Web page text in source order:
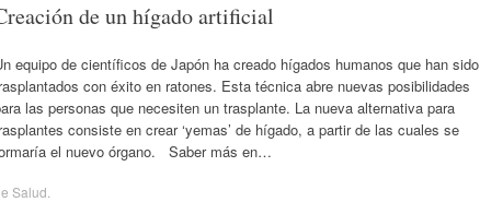
de un hígado artificial
equipo de científicos de Japón ha creado hígados humanos que han sido
con éxito en ratones. Esta técnica abre nuevas posibilidades
las personas que necesiten un trasplante. La nueva alternativa para
consiste en crear ‘yemas’ de hígado, a partir de las cuales se
el nuevo órgano. Saber más en…
Salud